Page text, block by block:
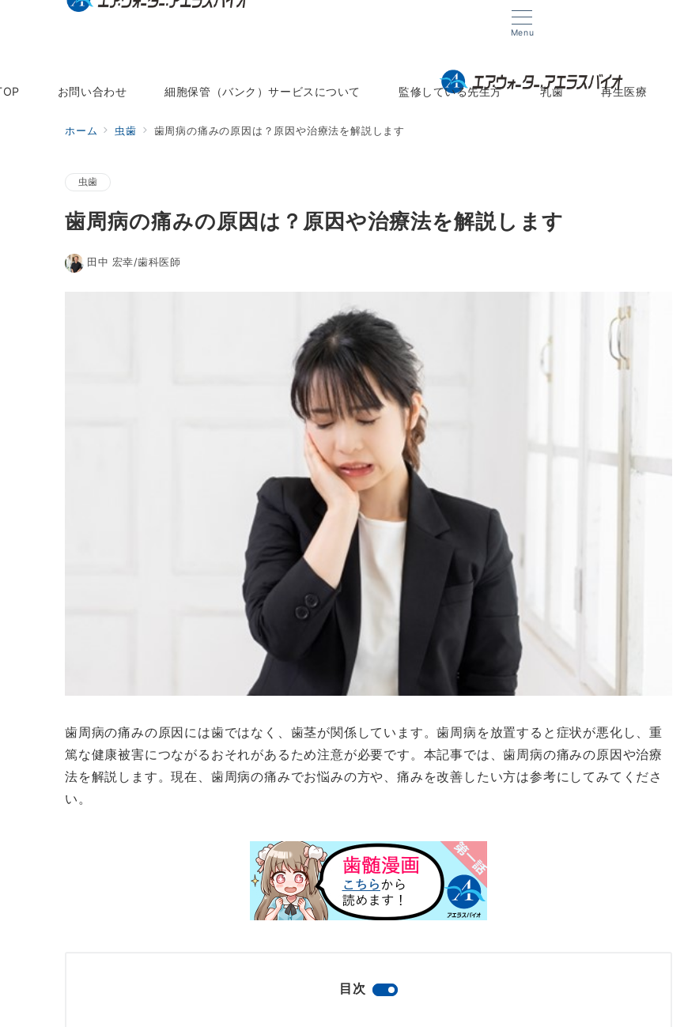
Menu
お問い合わせ 細胞保管（バンク）サービスについて 監修している先生方 乳歯 再生医療
ホーム 虫歯 歯周病の痛みの原因は？原因や治療法を解説します
虫歯
歯周病の痛みの原因は？原因や治療法を解説します
田中 宏幸/歯科医師
歯周病の痛みの原因には歯ではなく、歯茎が関係しています。歯周病を放置すると症状が悪化し、重
篤な健康被害につながるおそれがあるため注意が必要です。本記事では、歯周病の痛みの原因や治療
法を解説します。現在、歯周病の痛みでお悩みの方や、痛みを改善したい方は参考にしてみてくださ
い。
目次